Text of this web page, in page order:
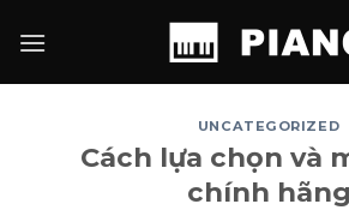
UNCATEGORIZED
Cách lựa chọn và
chính hãng